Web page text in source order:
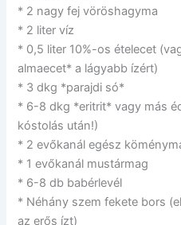
* 2 nagy fej vöröshagyma
* 2 liter víz
* 0,5 liter 10%-os ételecet
almaecet* a lágyabb ízért)
* 3 dkg *parajdi só*
* 6-8 dkg *eritrit* vagy más
kóstolás után!)
* 2 evőkanál egész
* 1 evőkanál mustármag
* 6-8 db babérlevél
* Néhány szem fekete bors
az erős ízt)